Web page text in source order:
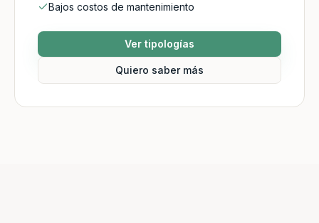
Bajos costos de mantenimiento
Ver tipologías
Quiero saber más